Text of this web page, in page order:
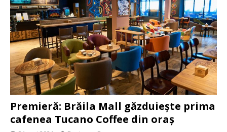
Premieră: Brăila Mall găzduiește prima
cafenea Tucano Coffee din oraș